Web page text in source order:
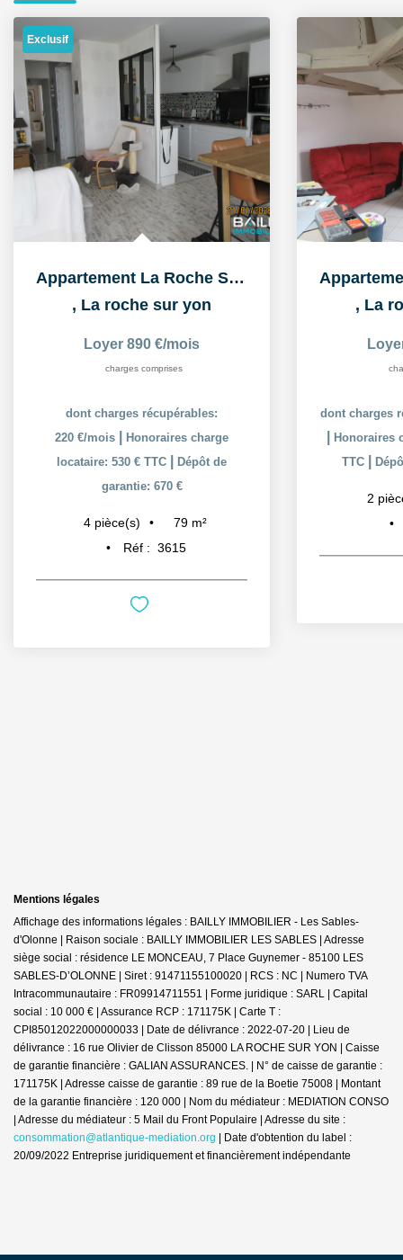
Exclusif
Appartement La Roche Sur Yon 4 pièce(s) 78.57 m2
, La roche sur yon
Loyer 890 €/mois
charges comprises
dont charges récupérables:
220 €/mois
Honoraires charge
locataire: 530 € TTC
Dépôt de
garantie: 670 €
4 pièce(s) 79 m²
Réf : 3615
, La
dont charges
Honoraires
TTC
2
Mentions légales
Affichage des informations légales : BAILLY IMMOBILIER - Les Sables-
d'Olonne | Raison sociale : BAILLY IMMOBILIER LES SABLES | Adresse
siège social : résidence LE MONCEAU, 7 Place Guynemer - 85100 LES
SABLES-D’OLONNE | Siret : 91471155100020 | RCS : NC | Numero TVA
Intracommunautaire : FR09914711551 | Forme juridique : SARL | Capital
social : 10 000 € | Assurance RCP : 171175K | Carte T :
CPI85012022000000033 | Date de délivrance : 2022-07-20 | Lieu de
délivrance : 16 rue Olivier de Clisson 85000 LA ROCHE SUR YON | Caisse
de garantie financière : GALIAN ASSURANCES. | N° de caisse de garantie :
171175K | Adresse caisse de garantie : 89 rue de la Boetie 75008 | Montant
de la garantie financière : 120 000 | Nom du médiateur : MEDIATION CONSO
| Adresse du médiateur : 5 Mail du Front Populaire | Adresse du site :
consommation@atlantique-mediation.org | Date d'obtention du label :
20/09/2022 Entreprise juridiquement et financièrement indépendante